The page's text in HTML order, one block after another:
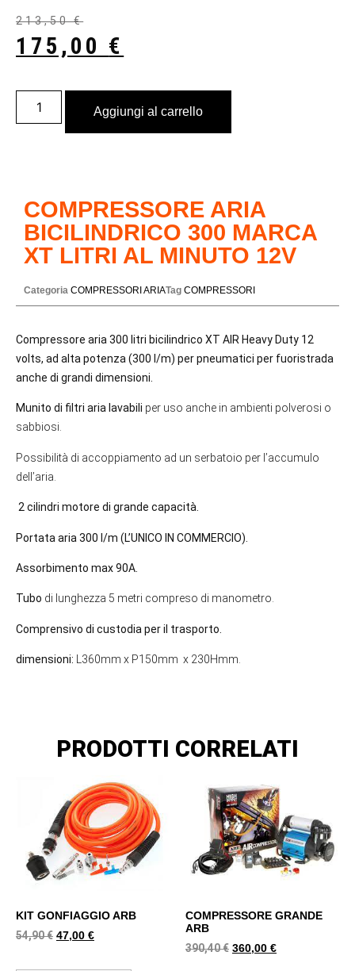
213,50€
175,00 €
Aggiungi al carrello
COMPRESSORE ARIA
BICILINDRICO 300 MARCA
XT LITRI AL MINUTO 12V
Categoria COMPRESSORI ARIATag COMPRESSORI
Compressore aria 300 litri bicilindrico XT AIR Heavy Duty 12
volts, ad alta potenza (300 l/m) per pneumatici per fuoristrada
anche di grandi dimensioni.
Munito di filtri aria lavabili per uso anche in ambienti polverosi o
sabbiosi.
Possibilità di accoppiamento ad un serbatoio per l’accumulo
dell’aria.
2 cilindri motore di grande capacità.
Portata aria 300 l/m (L’UNICO IN COMMERCIO).
Assorbimento max 90A.
Tubo di lunghezza 5 metri compreso di manometro.
Comprensivo di custodia per il trasporto.
dimensioni: L360mm x P150mm x 230Hmm.
PRODOTTI CORRELATI
KIT GONFIAGGIO ARB
54,90€ 47,00 €
COMPRESSORE GRANDE
ARB
390,40€ 360,00 €